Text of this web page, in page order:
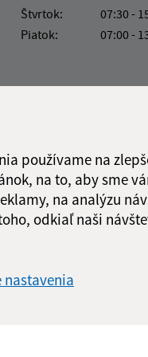
používame na
na to, aby sme
na analýzu
odkiaľ naši
Štvrtok:
07:30 -
Piatok:
07:00 -